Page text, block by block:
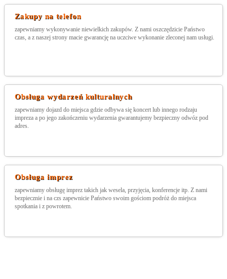
Zakupy na telefon
zapewniamy wykonywanie niewielkich zakupów. Z nami oszczędzicie Państwo
czas, a z naszej strony macie gwarancję na uczciwe wykonanie zleconej nam usługi.
Obsługa wydarzeń kulturalnych
zapewniamy dojazd do miejsca gdzie odbywa się koncert lub innego rodzaju
impreza a po jego zakończeniu wydarzenia gwarantujemy bezpieczny odwóz pod
adres.
Obsługa imprez
zapewniamy obsługę imprez takich jak wesela, przyjęcia, konferencje itp. Z nami
bezpiecznie i na czs zapewnicie Państwo swoim gościom podróż do miejsca
spotkania i z powrotem.